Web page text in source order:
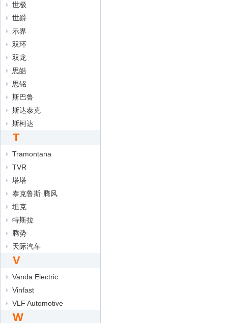
世极
世爵
示界
双环
双龙
思皓
思铭
斯巴鲁
斯达泰克
斯柯达
T
Tramontana
TVR
塔塔
泰克鲁斯·腾风
坦克
特斯拉
腾势
天际汽车
V
Vanda Electric
Vinfast
VLF Automotive
W